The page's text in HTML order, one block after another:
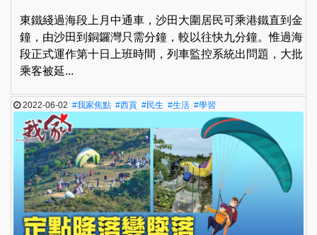
東鐵綫過海段上月中通車，沙田大圍居民可乘港鐵直到金
鐘，由沙田到銅鑼灣只需分鐘，較以往快九分鐘。惟過海
段正式運作第十日上班時間，列車監控系統出問題，大批
乘客被延...
2022-06-02#我家焦點 #西貢 #民生 #生活 #學習